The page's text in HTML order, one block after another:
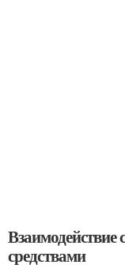
средствами